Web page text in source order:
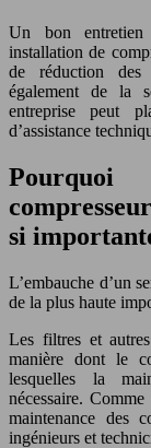
Un bon entretien
installation de
de réduction des
également de la
entreprise peut
d’assistance
si
L’embauche d’un
de la plus haute
Les filtres et
manière dont le
lesquelles la
nécessaire.
maintenance des
ingénieurs et